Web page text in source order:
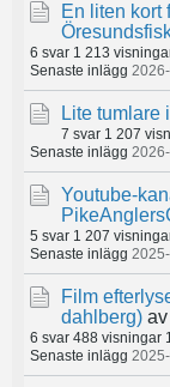
En liten kort
6 svar 1 213
Senaste inlägg
Lite tumlare
7 svar 1 207
Senaste inlägg
Youtube-
5 svar 1 207
Senaste inlägg
Film
dahlberg) av
6 svar 488 visningar
Senaste inlägg